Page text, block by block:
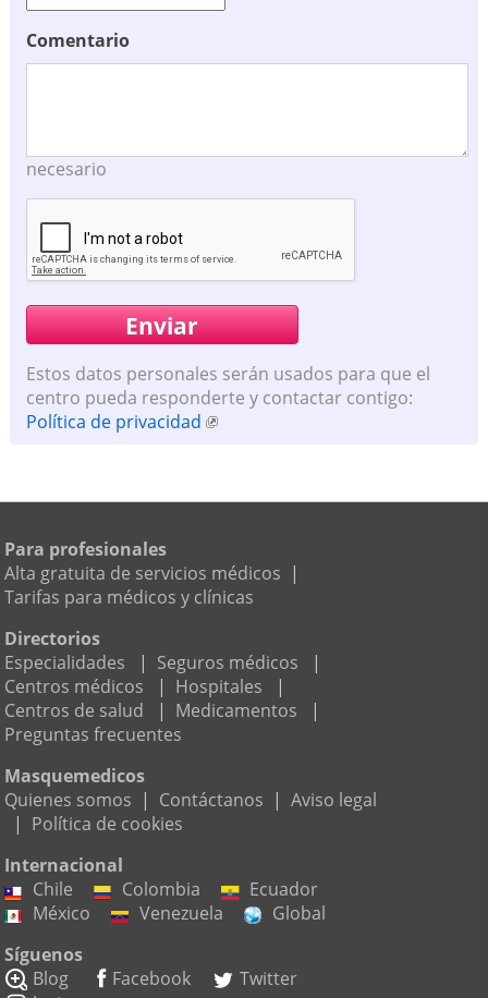
Comentario
necesario
Estos datos personales serán usados para que el
centro pueda responderte y contactar contigo:
Política de privacidad
Para profesionales
Alta gratuita de servicios médicos |
Tarifas para médicos y clínicas
Directorios
Especialidades
| Seguros médicos
|
Centros médicos
| Hospitales
|
Centros de salud
| Medicamentos
|
Preguntas frecuentes
Masquemedicos
Quienes somos | Contáctanos | Aviso legal
| Política de cookies
Internacional
Chile
Colombia
Ecuador
México
Venezuela
Global
Síguenos
Blog
Facebook
Twitter